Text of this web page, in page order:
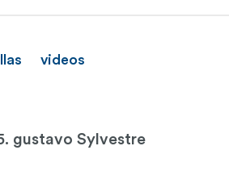
videos
gustavo Sylvestre